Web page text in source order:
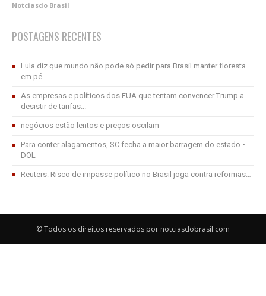
Notciasdo Brasil
POSTAGENS RECENTES
Lula diz que mundo não pode só pedir para Brasil manter floresta
em pé...
As empresas e políticos dos EUA que tentam convencer Trump a
desistir de tarifas...
negócios estão lentos e preços oscilam
Para conter alagamentos, SC fecha a maior barragem do estado •
DOL
Reuters: Risco de impasse político no Brasil joga contra reformas…
© Todos os direitos reservados por notciasdobrasil.com